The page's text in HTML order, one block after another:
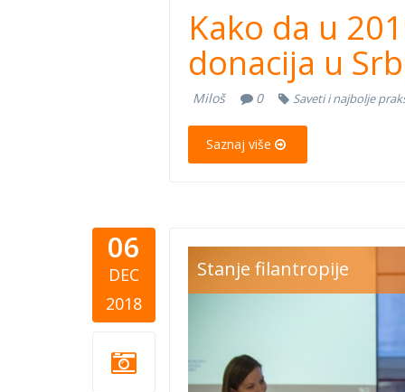
Kako da u
donacija u
Miloš 0 Saveti i najbolje
Saznaj više
06
DEC
2018
davanja.jpg
Stanje filantropije